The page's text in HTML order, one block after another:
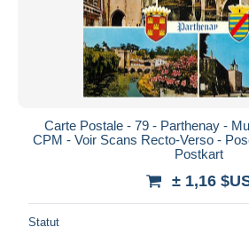
Carte Postale - 79 - Parthenay -
CPM - Voir Scans Recto-Verso -
Postkart
± 1,16
Statut